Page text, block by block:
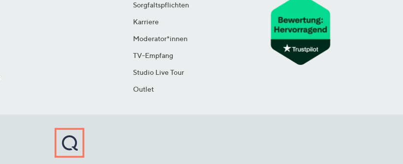
Sorgfaltspflichten
Karriere
Moderator*innen
TV-Empfang
Studio Live Tour
Outlet